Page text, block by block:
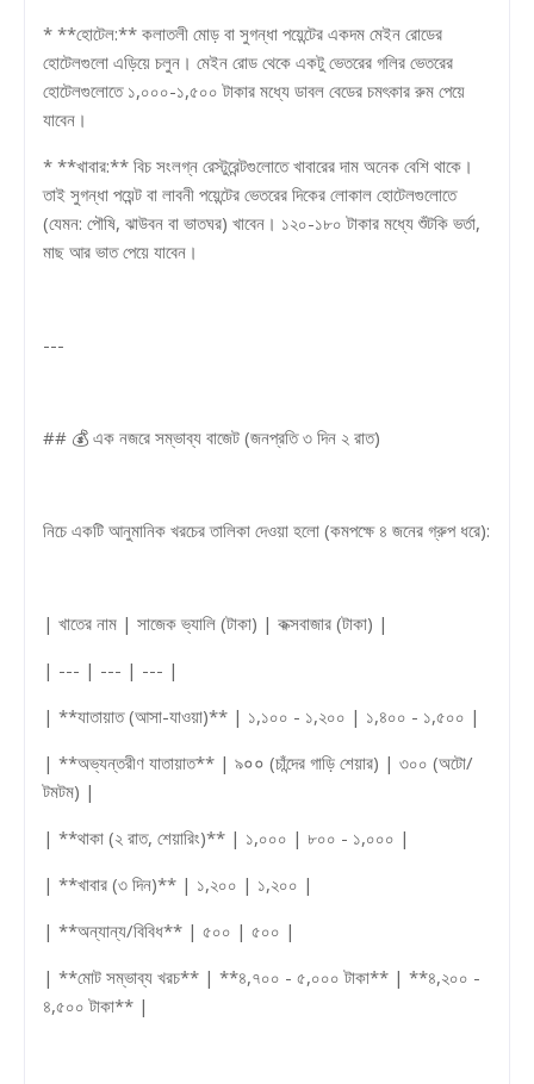
* **হোটেল:** কলাতলী মোড় বা সুগন্ধা পয়েন্টের একদম মেইন রোডের
হোটেলগুলো এড়িয়ে চলুন। মেইন রোড থেকে একটু ভেতরের গলির ভেতরের
হোটেলগুলোতে ১,০০০-১,৫০০ টাকার মধ্যে ডাবল বেডের চমৎকার রুম পেয়ে
যাবেন।
* **খাবার:** বিচ সংলগ্ন রেস্টুরেন্টগুলোতে খাবারের দাম অনেক বেশি থাকে।
তাই সুগন্ধা পয়েন্ট বা লাবনী পয়েন্টের ভেতরের দিকের লোকাল হোটেলগুলোতে
(যেমন: পৌষি, ঝাউবন বা ভাতঘর) খাবেন। ১২০-১৮০ টাকার মধ্যে শুঁটকি ভর্তা,
মাছ আর ভাত পেয়ে যাবেন।
---
## 💰 এক নজরে সম্ভাব্য বাজেট (জনপ্রতি ৩ দিন ২ রাত)
নিচে একটি আনুমানিক খরচের তালিকা দেওয়া হলো (কমপক্ষে ৪ জনের গ্রুপ ধরে):
| খাতের নাম | সাজেক ভ্যালি (টাকা) | কক্সবাজার (টাকা) |
| --- | --- | --- |
| **যাতায়াত (আসা-যাওয়া)** | ১,১০০ - ১,২০০ | ১,৪০০ - ১,৫০০ |
| **অভ্যন্তরীণ যাতায়াত** | ৯०० (চাঁন্দের গাড়ি শেয়ার) | ৩০০ (অটো/
টমটম) |
| **থাকা (২ রাত, শেয়ারিং)** | ১,০০০ | ৮০০ - ১,০০০ |
| **খাবার (৩ দিন)** | ১,২০০ | ১,২০০ |
| **অন্যান্য/বিবিধ** | ৫০০ | ৫০০ |
| **মোট সম্ভাব্য খরচ** | **৪,৭০০ - ৫,০০০ টাকা** | **৪,২০০ -
৪,৫০০ টাকা** |